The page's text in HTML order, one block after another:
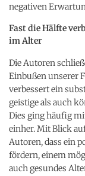
negativen
Fast die Hälfte
im Alter
Die Autoren
Einbußen unserer
verbessert ein
geistige als auch
Dies ging häufig
einher. Mit Blick
Autoren, dass ein
fördern, einem
auch gesundes